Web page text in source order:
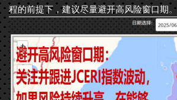
程的前提下，建议尽量避开高风险窗口期。